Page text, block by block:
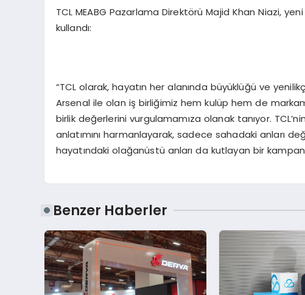
TCL MEABG Pazarlama Direktörü Majid Khan Niazi,
kullandı:
“TCL olarak, hayatın her alanında büyüklüğü ve
Arsenal ile olan iş birliğimiz hem kulüp hem de
birlik değerlerini vurgulamamıza olanak tanıyor.
anlatımını harmanlayarak, sadece sahadaki anları
hayatındaki olağanüstü anları da kutlayan bir
Benzer Haberler